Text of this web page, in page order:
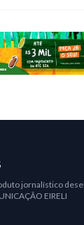
jornalístico
EIRELI